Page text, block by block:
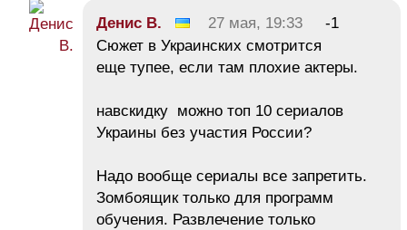
Денис В. 27 мая, 19:33
-1
Сюжет в Украинских смотрится
еще тупее, если там плохие актеры.
навскидку можно топ 10 сериалов
Украины без участия России?
Надо вообще сериалы все запретить.
Зомбоящик только для программ
обучения. Развлечение только